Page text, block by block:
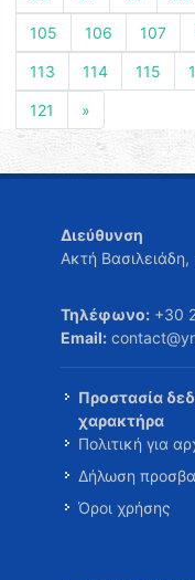
105 106 107
113 114 115
121 »
Διεύθυνση
Ακτή
Τηλέφωνο: +30
Email:
Προστασία
χαρακτήρα
Πολιτική για
Δήλωση
Όροι χρήσης